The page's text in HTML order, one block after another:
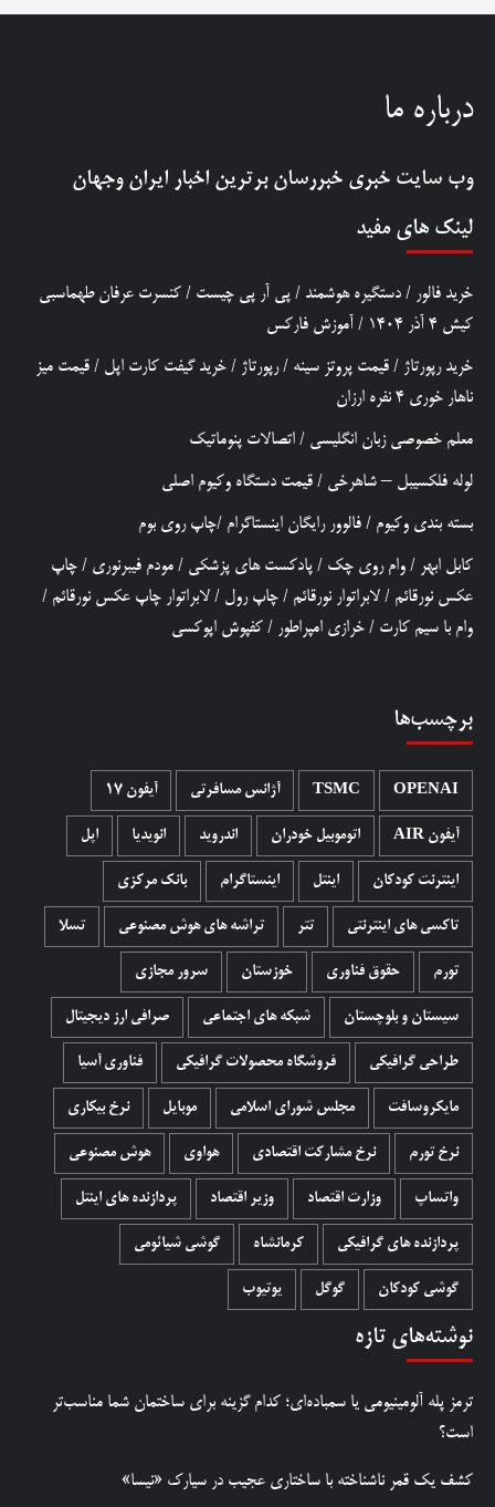
درباره ما
وب سایت خبری خبررسان برترین اخبار ایران وجهان
لینک های مفید
خرید فالور / دستگیره هوشمند / پی آر پی چیست / کنسرت عرفان طهماسبی
کیش 4 آذر 1404
/ آموزش فارکس
خرید رپورتاژ / قیمت پروتز سینه /رپورتاژ / خرید گیفت کارت اپل / قیمت میز
ناهار خوری 4 نفره ارزان
معلم خصوصی زبان انگلیسی / اتصالات پنوماتیک
لوله فلکسیبل – شاهرخی / قیمت دستگاه وکیوم اصلی
بسته بندی وکیوم / فالوور رایگان اینستاگرام /چاپ روی بوم
کابل ابهر / وام روی چک / پادکست های پزشکی / مودم فیبرنوری / چاپ
عکس نورقائم / لابراتوار نورقائم / چاپ رول / لابراتوار چاپ عکس نورقائم /
وام با سیم کارت / خرازی امپراطور / کفپوش اپوکسی
برچسب‌ها
OPENAI
TSMC آژانس مسافرتی آیفون 17
آیفون AIR اتوموبیل خودران اندروید انویدیا اپل
اینترنت کودکان اینتل اینستاگرام بانک مرکزی
تاکسی های اینترنتی تتر تراشه های هوش مصنوعی تسلا
تورم حقوق فناوری خوزستان سرور مجازی
سیستان و بلوچستان شبکه های اجتماعی صرافی ارز دیجیتال
طراحی گرافیکی فروشگاه محصولات گرافيکی فناوری آسیا
مایکروسافت مجلس شورای اسلامی موبایل نرخ بیکاری
نرخ تورم نرخ مشارکت اقتصادی هواوی هوش مصنوعی
واتساپ وزارت اقتصاد وزیر اقتصاد پردازنده های اینتل
پردازنده های گرافیکی کرمانشاه گوشی شیائومی
گوشی کودکان گوگل یوتیوب
نوشته‌های تازه
ترمز پله آلومینیومی یا سمباده‌ای؛ کدام گزینه برای ساختمان شما مناسب‌تر
است؟
کشف یک قمر ناشناخته با ساختاری عجیب در سیارک «نیسا»